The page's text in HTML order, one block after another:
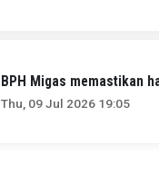
BPH Migas memastikan
Thu, 09 Jul 2026 19:05